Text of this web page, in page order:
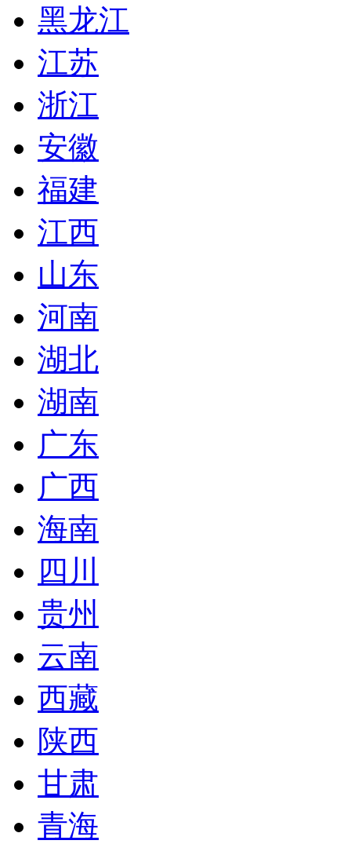
黑龙江
江苏
浙江
安徽
福建
江西
山东
河南
湖北
湖南
广东
广西
海南
四川
贵州
云南
西藏
陕西
甘肃
青海